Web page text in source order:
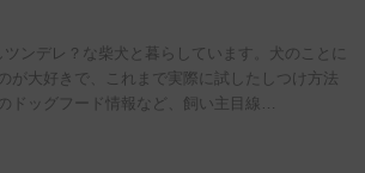
ツンデレ？な柴犬と暮らしています。犬のことに
が大好きで、これまで実際に試したしつけ方法
ドッグフード情報など、飼い主目線…